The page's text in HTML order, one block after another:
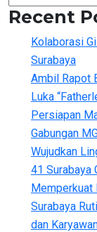
Recent
Kolaborasi
Surabaya
Ambil Rapot
Luka
Persiapan
Gabungan
Wujudkan
41 Surabaya
Memperkuat
Surabaya
dan